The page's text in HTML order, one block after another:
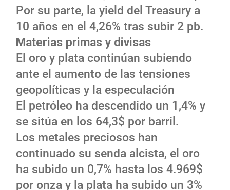
Por su parte, la yield del Treasury a
10 años en el 4,26% tras subir 2 pb.
Materias primas y divisas
El oro y plata continúan subiendo
ante el aumento de las tensiones
geopolíticas y la especulación
El petróleo ha descendido un 1,4% y
se sitúa en los 64,3$ por barril.
Los metales preciosos han
continuado su senda alcista, el oro
ha subido un 0,7% hasta los 4.969$
por onza y la plata ha subido un 3%